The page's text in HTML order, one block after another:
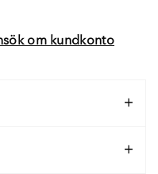
om kundkonto